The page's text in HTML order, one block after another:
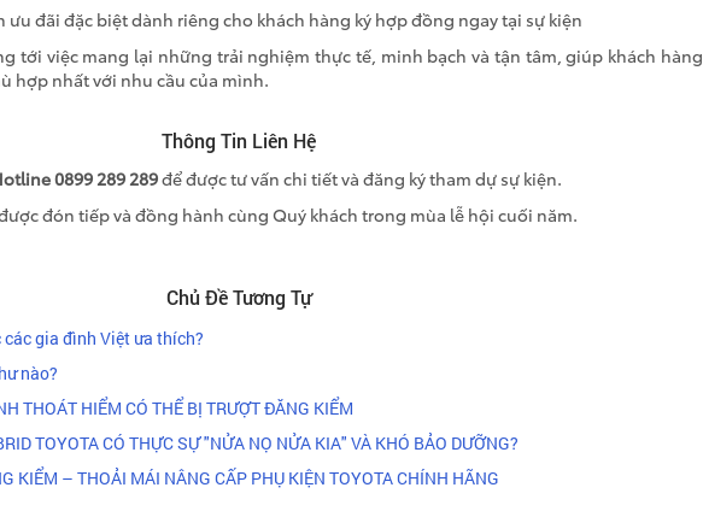
ưu đãi đặc biệt dành riêng cho khách hàng ký hợp đồng ngay tại sự kiện
tới việc mang lại những trải nghiệm thực tế, minh bạch và tận tâm, giúp khách hàng
hợp nhất với nhu cầu của mình.
Thông Tin Liên Hệ
0899 289 289để được tư vấn chi tiết và đăng ký tham dự sự kiện.
đón tiếp và đồng hành cùng Quý khách trong mùa lễ hội cuối năm.
Chủ Đề Tương Tự
gia đình Việt ưa thích?
nào?
THOÁT HIỂM CÓ THỂ BỊ TRƯỢT ĐĂNG KIỂM
TOYOTA CÓ THỰC SỰ "NỬA NỌ NỬA KIA" VÀ KHÓ BẢO DƯỠNG?
KIỂM – THOẢI MÁI NÂNG CẤP PHỤ KIỆN TOYOTA CHÍNH HÃNG